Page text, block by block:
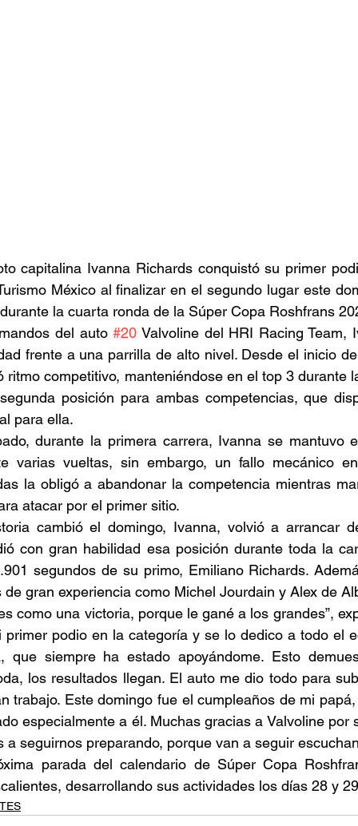
capitalina Ivanna Richards conquistó su primer
México al finalizar en el segundo lugar este
la cuarta ronda de la Súper Copa Roshfrans
del auto #20 Valvoline del HRI Racing Team,
frente a una parrilla de alto nivel. Desde el inicio
ritmo competitivo, manteniéndose en el top 3 durante
posición para ambas competencias, que
para ella.
durante la primera carrera, Ivanna se mantuvo
varias vueltas, sin embargo, un fallo mecánico
la obligó a abandonar la competencia mientras
atacar por el primer sitio.
cambió el domingo, Ivanna, volvió a arrancar
con gran habilidad esa posición durante toda la
segundos de su primo, Emiliano Richards.
de gran experiencia como Michel Jourdain y Alex de
como una victoria, porque le gané a los grandes”,
primer podio en la categoría y se lo dedico a todo el
que siempre ha estado apoyándome. Esto
los resultados llegan. El auto me dio todo para
trabajo. Este domingo fue el cumpleaños de mi
especialmente a él. Muchas gracias a Valvoline por
a seguirnos preparando, porque van a seguir
parada del calendario de Súper Copa
desarrollando sus actividades los días 28 y